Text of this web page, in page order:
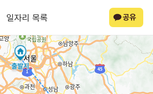
일자리 목록 공유